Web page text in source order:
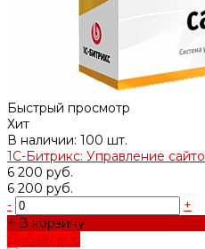
Быстрый просмотр
Хит
В наличии: 100 шт.
1С-Битрикс: Управление
6 200 руб.
6 200 руб.
-
+
+ В корзину
Добавлено